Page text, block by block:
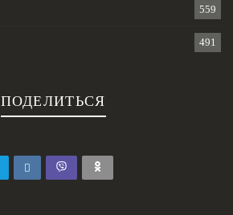
559
491
ПОДЕЛИТЬСЯ